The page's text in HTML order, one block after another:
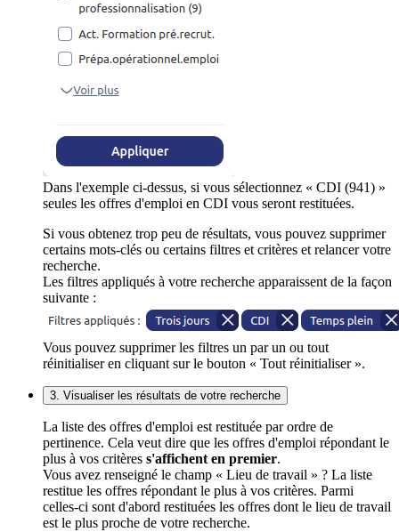
Dans l'exemple ci-dessus, si vous sélectionnez « CDI (941) »
seules les offres d'emploi en CDI vous seront restituées.
Si vous obtenez trop peu de résultats, vous pouvez supprimer
certains mots-clés ou certains filtres et critères et relancer votre
recherche.
Les filtres appliqués à votre recherche apparaissent de la façon
suivante :
Vous pouvez supprimer les filtres un par un ou tout
réinitialiser en cliquant sur le bouton « Tout réinitialiser ».
3. Visualiser les résultats de votre recherche
La liste des offres d'emploi est restituée par ordre de
pertinence. Cela veut dire que les offres d'emploi répondant le
plus à vos critères s'affichent en premier.
Vous avez renseigné le champ « Lieu de travail » ? La liste
restitue les offres répondant le plus à vos critères. Parmi
celles-ci sont d'abord restituées les offres dont le lieu de travail
est le plus proche de votre recherche.